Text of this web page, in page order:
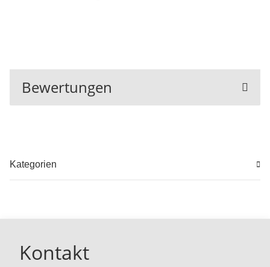
Bewertungen
Kategorien
Kontakt